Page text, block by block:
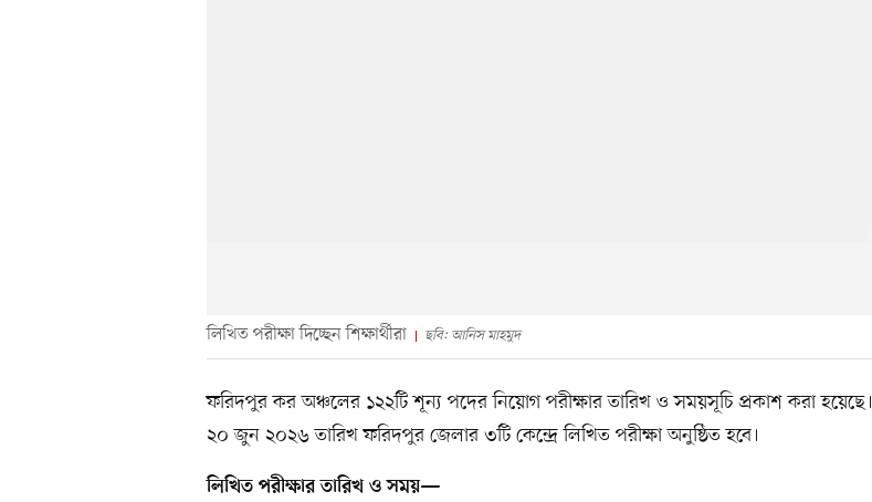
লিখিত পরীক্ষা দিচ্ছেন শিক্ষার্থীরা ছবি: আনিস মাহমুদ
ফরিদপুর কর অঞ্চলের ১২২টি শূন্য পদের নিয়োগ পরীক্ষার তারিখ ও সময়সূচি প্রকাশ করা হয়েছে।
২০ জুন ২০২৬ তারিখ ফরিদপুর জেলার ৩টি কেন্দ্রে লিখিত পরীক্ষা অনুষ্ঠিত হবে।
লিখিত পরীক্ষার তারিখ ও সময়—